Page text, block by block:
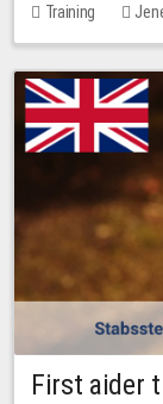
Training
No free places
First aider